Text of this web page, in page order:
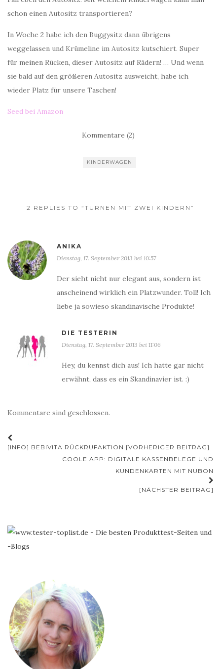
schon einen Autositz transportieren?
In Woche 2 habe ich den Buggysitz dann übrigens
weggelassen und Krümeline im Autositz kutschiert. Super
für meinen Rücken, dieser Autositz auf Rädern! … Und wenn
sie bald auf den größeren Autositz ausweicht, habe ich
wieder Platz für unsere Taschen!
Seed bei Amazon
Kommentare (2)
KINDERWAGEN
2 REPLIES TO “TURNEN MIT ZWEI KINDERN”
ANIKA
Dienstag, 17. September 2013 bei 10:57
Der sieht nicht nur elegant aus, sondern ist
anscheinend wirklich ein Platzwunder. Toll! Ich
liebe ja sowieso skandinavische Produkte!
DIE TESTERIN
Dienstag, 17. September 2013 bei 11:06
Hey, du kennst dich aus! Ich hatte gar nicht
erwähnt, dass es ein Skandinavier ist. :)
Kommentare sind geschlossen.
Beitrags-
Navigation
[INFO] BEBIVITA RÜCKRUFAKTION [VORHERIGER BEITRAG]
COOLE APP: DIGITALE KASSENBELEGE UND
KUNDENKARTEN MIT NUBON
[NÄCHSTER BEITRAG]